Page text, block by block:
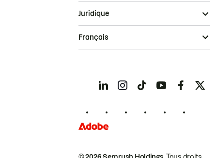
Juridique
Français